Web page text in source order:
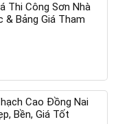
Thi Công Sơn Nhà
& Bảng Giá Tham
Cao Đồng Nai
Bền, Giá Tốt